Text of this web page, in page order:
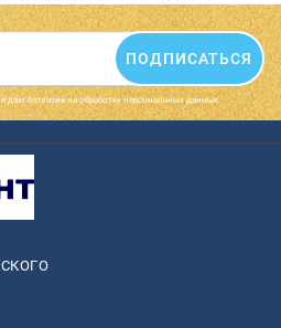
ПОДПИСАТЬСЯ
даю cогласие на обработку персональных данных.